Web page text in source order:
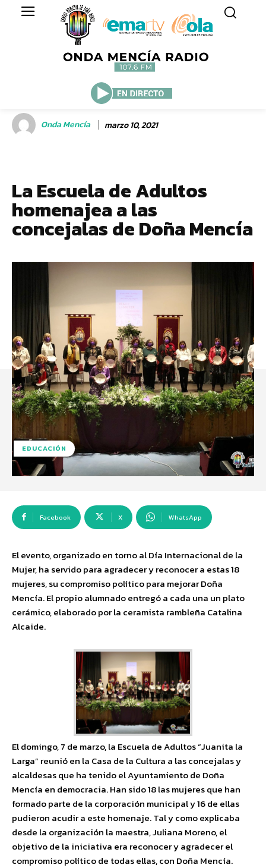
Onda Mencía marzo 10, 2021
La Escuela de Adultos
homenajea a las
concejalas de Doña Mencía
EDUCACIÓN
Facebook X WhatsApp
El evento, organizado en torno al Día Internacional de la
Mujer, ha servido para agradecer y reconocer a estas 18
mujeres, su compromiso político para mejorar Doña
Mencía. El propio alumnado entregó a cada una un plato
cerámico, elaborado por la ceramista rambleña Catalina
Alcaide.
El domingo, 7 de marzo, la Escuela de Adultos “Juanita la
Larga” reunió en la Casa de la Cultura a las concejalas y
alcaldesas que ha tenido el Ayuntamiento de Doña
Mencía en democracia. Han sido 18 las mujeres que han
formado parte de la corporación municipal y 16 de ellas
pudieron acudir a este homenaje. Tal y como explicaba
desde la organización la maestra, Juliana Moreno, el
objetivo de la iniciativa era reconocer y agradecer el
compromiso político de todas ellas, con Doña Mencía.